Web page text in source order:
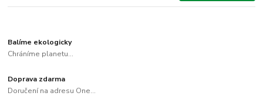
Balíme ekologicky
Chráníme planetu...
Doprava zdarma
Doručení na adresu One...